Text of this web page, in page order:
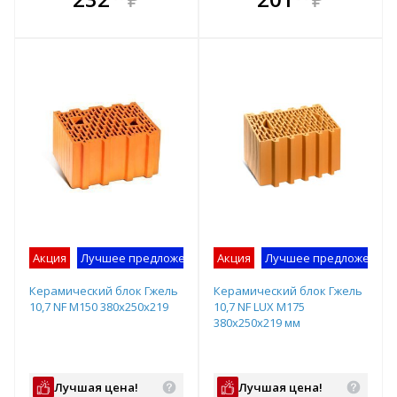
всегда выгоднее!
всегда выгоднее!
Акция Лучшее предложение
Керамический блок Гжель
10,7 NF М150 380х250х219
Лучшая цена!
Акция Лучшее предложение
Керамический блок Гжель
10,7 NF LUX М175
380х250х219 мм
Лучшая цена!